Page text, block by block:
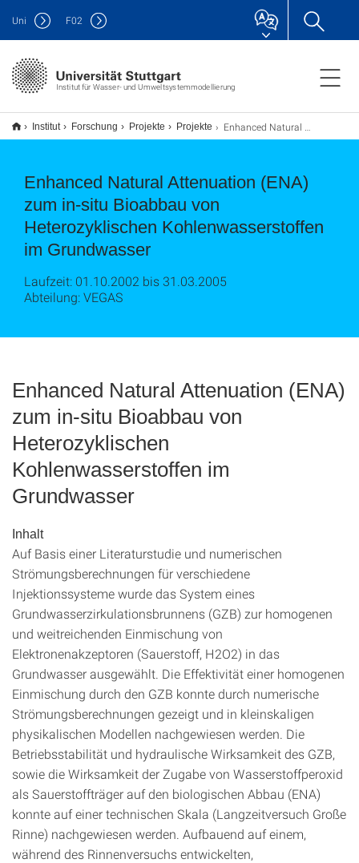
Institut für Wasser- und Umweltsystemmodellierung
Uni F02
Institut Forschung Projekte Projekte Enhanced Natural Attenuation (ENA) zum in-situ Bioabbau von Heterozyklischen Kohlenwasserstoffen im Grundwasser
Enhanced Natural Attenuation (ENA)
zum in-situ Bioabbau von
Heterozyklischen Kohlenwasserstoffen
im Grundwasser
Laufzeit: 01.10.2002 bis 31.03.2005
Abteilung: VEGAS
Enhanced Natural Attenuation (ENA)
zum in-situ Bioabbau von
Heterozyklischen
Kohlenwasserstoffen im
Grundwasser
Inhalt
Auf Basis einer Literaturstudie und numerischen
Strömungsberechnungen für verschiedene
Injektionssysteme wurde das System eines
Grundwasserzirkulationsbrunnens (GZB) zur homogenen
und weitreichenden Einmischung von
Elektronenakzeptoren (Sauerstoff, H2O2) in das
Grundwasser ausgewählt. Die Effektivität einer homogenen
Einmischung durch den GZB konnte durch numerische
Strömungsberechnungen gezeigt und in kleinskaligen
physikalischen Modellen nachgewiesen werden. Die
Betriebsstabilität und hydraulische Wirksamkeit des GZB,
sowie die Wirksamkeit der Zugabe von Wasserstoffperoxid
als Sauerstoffträger auf den biologischen Abbau (ENA)
konnte auf einer technischen Skala (Langzeitversuch Große
Rinne) nachgewiesen werden. Aufbauend auf einem,
während des Rinnenversuchs entwickelten,